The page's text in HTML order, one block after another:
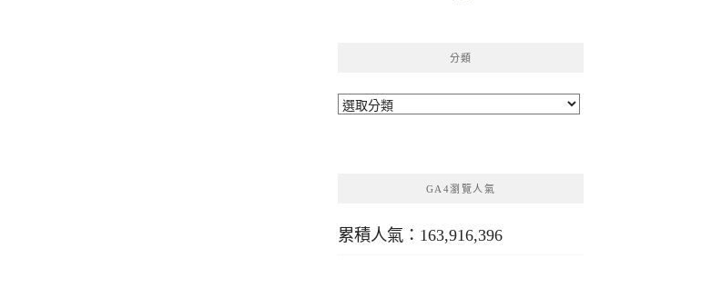
分類
分
GA4瀏覽人氣
累積人氣：163,916,396